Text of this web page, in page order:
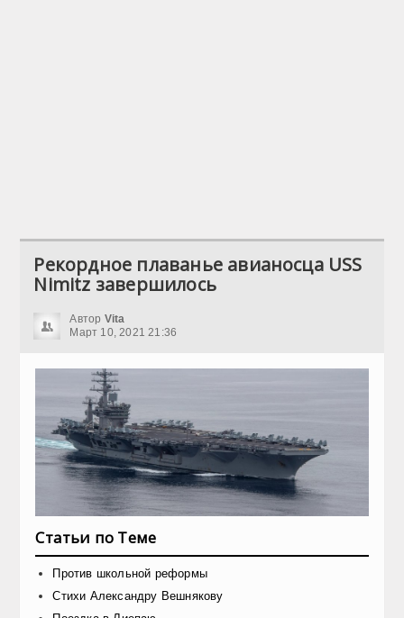
Рекордное плаванье авианосца USS
Nimitz завершилось
Автор Vita
Март 10, 2021 21:36
Статьи по Теме
Против школьной реформы
Стихи Александру Вешнякову